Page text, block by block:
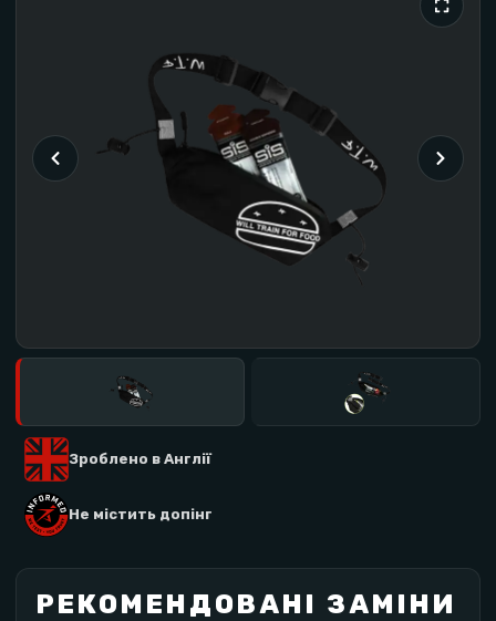
Зроблено в Англії
Не містить допінг
РЕКОМЕНДОВАНІ ЗАМІНИ